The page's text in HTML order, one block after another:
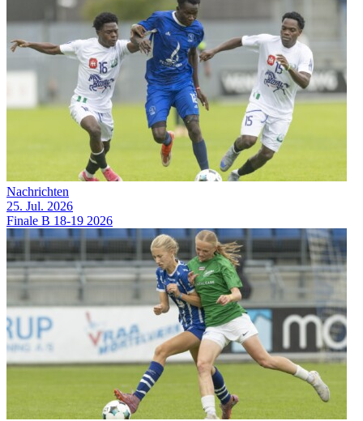
Nachrichten
25. Jul. 2026
Finale B 18-19 2026